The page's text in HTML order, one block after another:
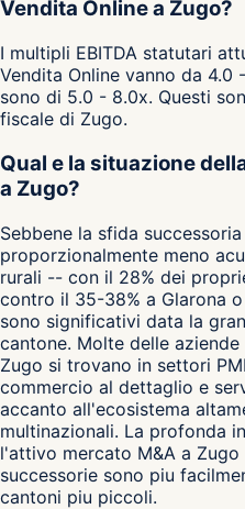
Vendita Online a Zugo?
I multipli EBITDA statutari
Vendita Online vanno da
sono di 5.0 - 8.0x. Questi
fiscale di Zugo.
Qual e la situazione
a Zugo?
Sebbene la sfida
proporzionalmente meno
rurali -- con il 28% dei
contro il 35-38% a Glarona
sono significativi data la
cantone. Molte delle
Zugo si trovano in settori
commercio al dettaglio e
accanto all'ecosistema
multinazionali. La profonda
l'attivo mercato M&A a
successorie sono piu
cantoni piu piccoli.